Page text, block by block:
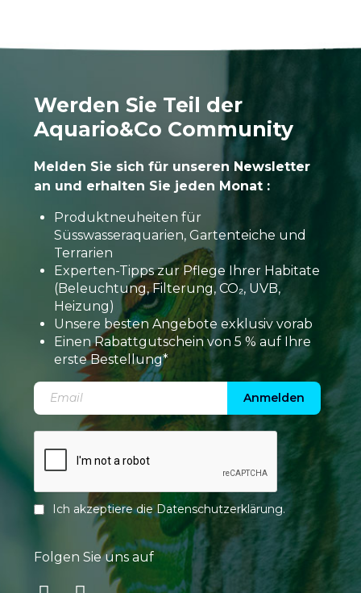
Werden Sie Teil der
Aquario&Co Community
Melden Sie sich für unseren Newsletter
an und erhalten Sie jeden Monat :
Produktneuheiten für
Süsswasseraquarien, Gartenteiche und
Terrarien
Experten-Tipps zur Pflege Ihrer Habitate
(Beleuchtung, Filterung, CO₂, UVB,
Heizung)
Unsere besten Angebote exklusiv vorab
Einen Rabattgutschein von 5 % auf Ihre
erste Bestellung*
Anmelden
Ich akzeptiere dieDatenschutzerklärung.
Folgen Sie uns auf